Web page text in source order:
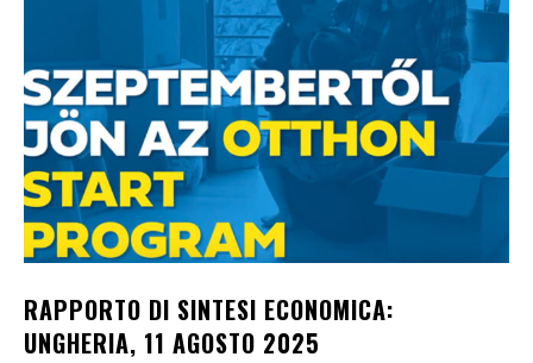
RAPPORTO DI SINTESI ECONOMICA:
UNGHERIA, 11 AGOSTO 2025